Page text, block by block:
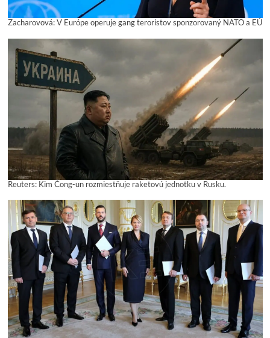
Zacharovová: V Európe operuje gang teroristov sponzorovaný NATO a EÚ
Reuters: Kim Čong-un rozmiestňuje raketovú jednotku v Rusku.